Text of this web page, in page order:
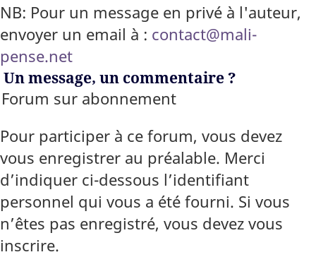
NB: Pour un message en privé à l'auteur,
envoyer un email à : contact@mali-
pense.net
Un message, un commentaire ?
Forum sur abonnement
Pour participer à ce forum, vous devez
vous enregistrer au préalable. Merci
d’indiquer ci-dessous l’identifiant
personnel qui vous a été fourni. Si vous
n’êtes pas enregistré, vous devez vous
inscrire.